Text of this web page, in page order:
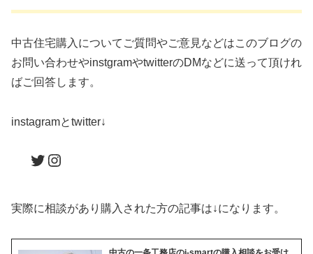
中古住宅購入についてご質問やご意見などはこのブログの
お問い合わせやinstgramやtwitterのDMなどに送って頂けれ
ばご回答します。
instagramとtwitter↓
Twitter
Instagram
実際に相談があり購入された方の記事は↓になります。